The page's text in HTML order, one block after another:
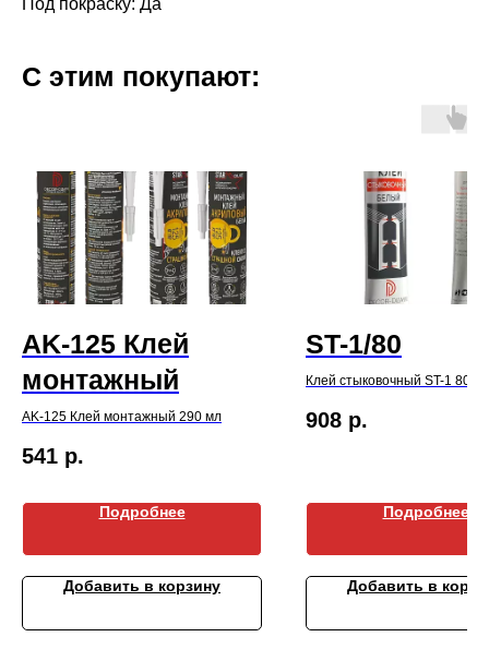
Под покраску: Да
С этим покупают:
AK-125 Клей
монтажный
AK-125 Клей монтажный 290 мл
541 р.
Подробнее
Добавить в корзину
ST-1/80
Клей стыковочный ST-1 80 мл
908 р.
Подробнее
Добавить в